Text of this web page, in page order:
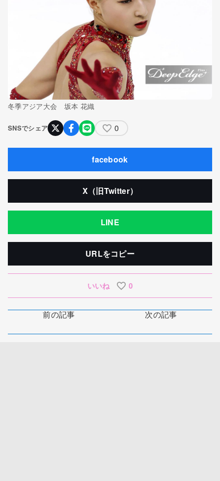
冬季アジア大会 坂本 花織
SNSでシェア 0
facebook
X（旧Twitter）
LINE
URLをコピー
いいね 0
前の記事 次の記事